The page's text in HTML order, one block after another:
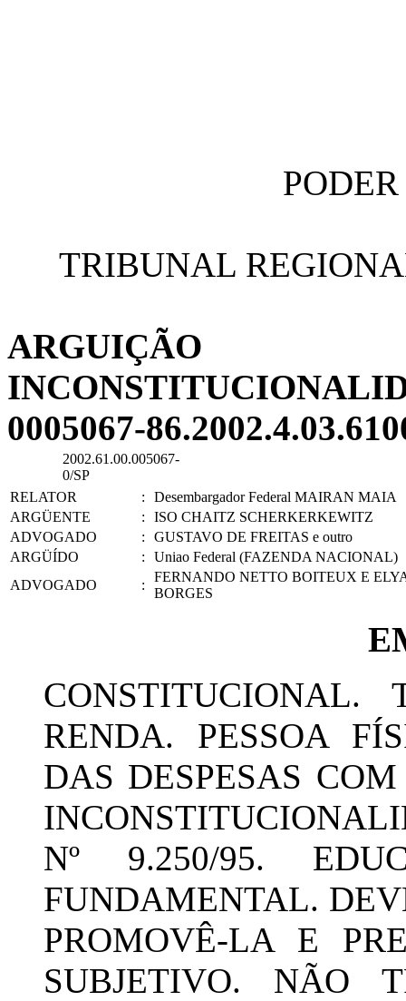
TRIBUNAL
0005067-
2002.61.00.005067-
0/SP
RELATOR
:
Desembargador Federal MAIRAN MAIA
ARGÜENTE
:
ISO CHAITZ SCHERKERKEWITZ
ADVOGADO
:
GUSTAVO DE FREITAS e outro
ARGÜÍDO
:
Uniao Federal (FAZENDA NACIONAL)
ADVOGADO
:
FERNANDO NETTO BOITEUX E
BORGES
CONSTITUCIONAL.
RENDA. PESSOA
DAS DESPESAS
Nº 9.250/95.
FUNDAMENTAL.
PROMOVÊ-LA E
SUBJETIVO. NÃO